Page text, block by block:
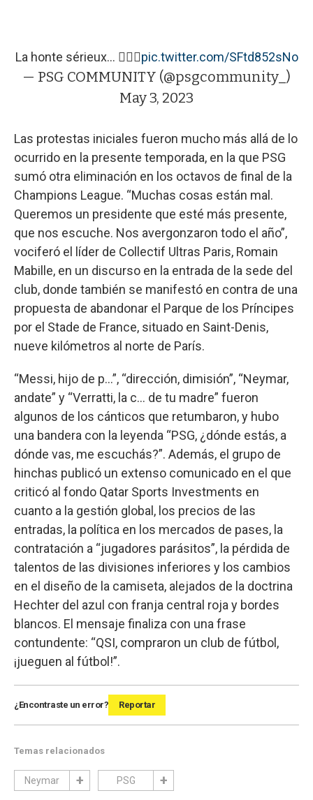
La honte sérieux… 🤦🏻‍♂️pic.twitter.com/SFtd852sNo
— PSG COMMUNITY (@psgcommunity_)
May 3, 2023
Las protestas iniciales fueron mucho más allá de lo
ocurrido en la presente temporada, en la que PSG
sumó otra eliminación en los octavos de final de la
Champions League. “Muchas cosas están mal.
Queremos un presidente que esté más presente,
que nos escuche. Nos avergonzaron todo el año”,
vociferó el líder de Collectif Ultras Paris, Romain
Mabille, en un discurso en la entrada de la sede del
club, donde también se manifestó en contra de una
propuesta de abandonar el Parque de los Príncipes
por el Stade de France, situado en Saint-Denis,
nueve kilómetros al norte de París.
“Messi, hijo de p...”, “dirección, dimisión”, “Neymar,
andate” y “Verratti, la c... de tu madre” fueron
algunos de los cánticos que retumbaron, y hubo
una bandera con la leyenda “PSG, ¿dónde estás, a
dónde vas, me escuchás?”. Además, el grupo de
hinchas publicó un extenso comunicado en el que
criticó al fondo Qatar Sports Investments en
cuanto a la gestión global, los precios de las
entradas, la política en los mercados de pases, la
contratación a “jugadores parásitos”, la pérdida de
talentos de las divisiones inferiores y los cambios
en el diseño de la camiseta, alejados de la doctrina
Hechter del azul con franja central roja y bordes
blancos. El mensaje finaliza con una frase
contundente: “QSI, compraron un club de fútbol,
¡jueguen al fútbol!”.
¿Encontraste un error? Reportar
Temas relacionados
Neymar PSG